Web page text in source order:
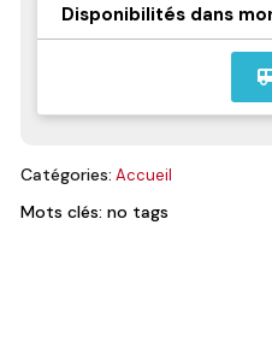
Disponibilités dans
Catégories: Accueil
Mots clés: no tags